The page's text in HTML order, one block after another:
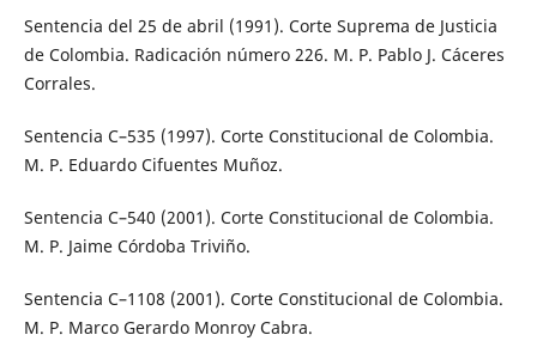
Sentencia del 25 de abril (1991). Corte Suprema de Justicia
de Colombia. Radicación número 226. M. P. Pablo J. Cáceres
Corrales.
Sentencia C–535 (1997). Corte Constitucional de Colombia.
M. P. Eduardo Cifuentes Muñoz.
Sentencia C–540 (2001). Corte Constitucional de Colombia.
M. P. Jaime Córdoba Triviño.
Sentencia C–1108 (2001). Corte Constitucional de Colombia.
M. P. Marco Gerardo Monroy Cabra.